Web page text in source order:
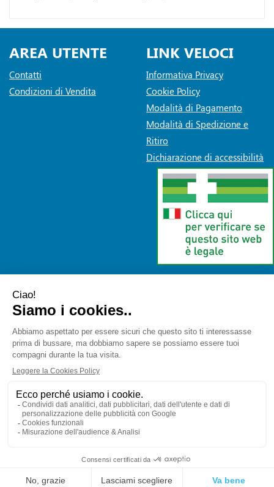
AREA UTENTE
Contatti
Condizioni di Vendita
LINK VELOCI
Informativa Privacy
Cookie Policy
Modalità di Pagamento
Modalità di Spedizione e
Ritiro
Dichiarazione di accessibilità
Farmaceutica Bramante
info@farmaciabramante.it
01032620153 | Numero R.E.A.:
Powered by Prenofa